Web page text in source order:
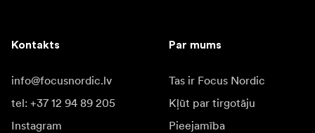
Kontakts
info@focusnordic.lv
tel: +37 12 94 89 205
Instagram
Par mums
Tas ir Focus Nordic
Kļūt par tirgotāju
Pieejamība